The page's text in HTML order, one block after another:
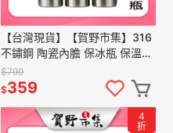
【台灣現貨】【賀野市集】316
不鏽鋼 陶瓷內膽 保冰瓶 保溫保
冰 金屬提把 酷冰杯 鋼杯 真空
保溫瓶 外出旅遊 單車運動
$799
$359
4
折